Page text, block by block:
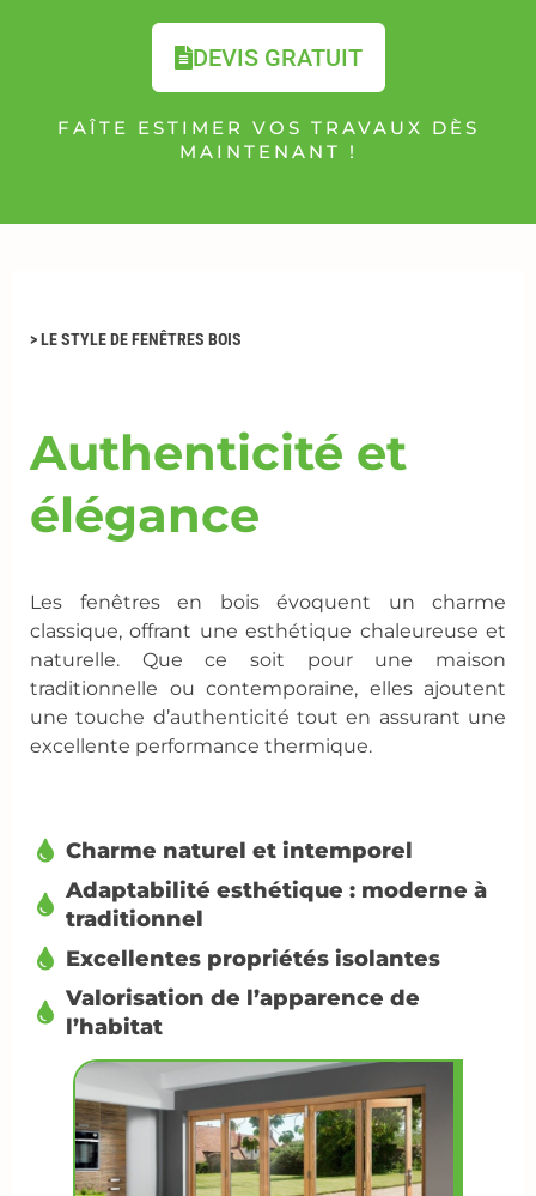
DEVIS GRATUIT
FAÎTE ESTIMER VOS TRAVAUX DÈS
MAINTENANT !
>LE STYLE DE FENÊTRES BOIS
Authenticité et
élégance
Les fenêtres en bois évoquent un charme
classique, offrant une esthétique chaleureuse et
naturelle. Que ce soit pour une maison
traditionnelle ou contemporaine, elles ajoutent
une touche d’authenticité tout en assurant une
excellente performance thermique.
Charme naturel et intemporel
Adaptabilité esthétique : moderne à
traditionnel
Excellentes propriétés isolantes
Valorisation de l’apparence de
l’habitat